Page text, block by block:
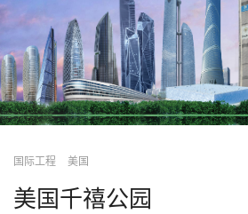
国际工程 美国
美国千禧公园